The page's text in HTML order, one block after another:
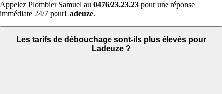
Appelez Plombier Samuel au 0476/23.23.23 pour une réponse
immédiate 24/7 pourLadeuze.
Les tarifs de débouchage sont-ils plus élevés pour
Ladeuze ?